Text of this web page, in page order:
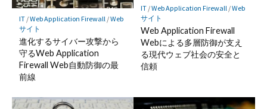
IT/Web Application Firewall /Web
サイト
進化するサイバー攻撃から
守るWeb Application
Firewall Web自動防御の最
前線
IT/Web Application Firewall/Web
サイト
Web Application Firewall
Webによる多層防御が支え
る現代ウェブ社会の安全と
信頼